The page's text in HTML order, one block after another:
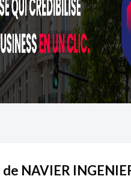
de NAVIER